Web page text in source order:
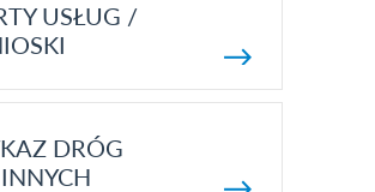
USŁUG /
DRÓG